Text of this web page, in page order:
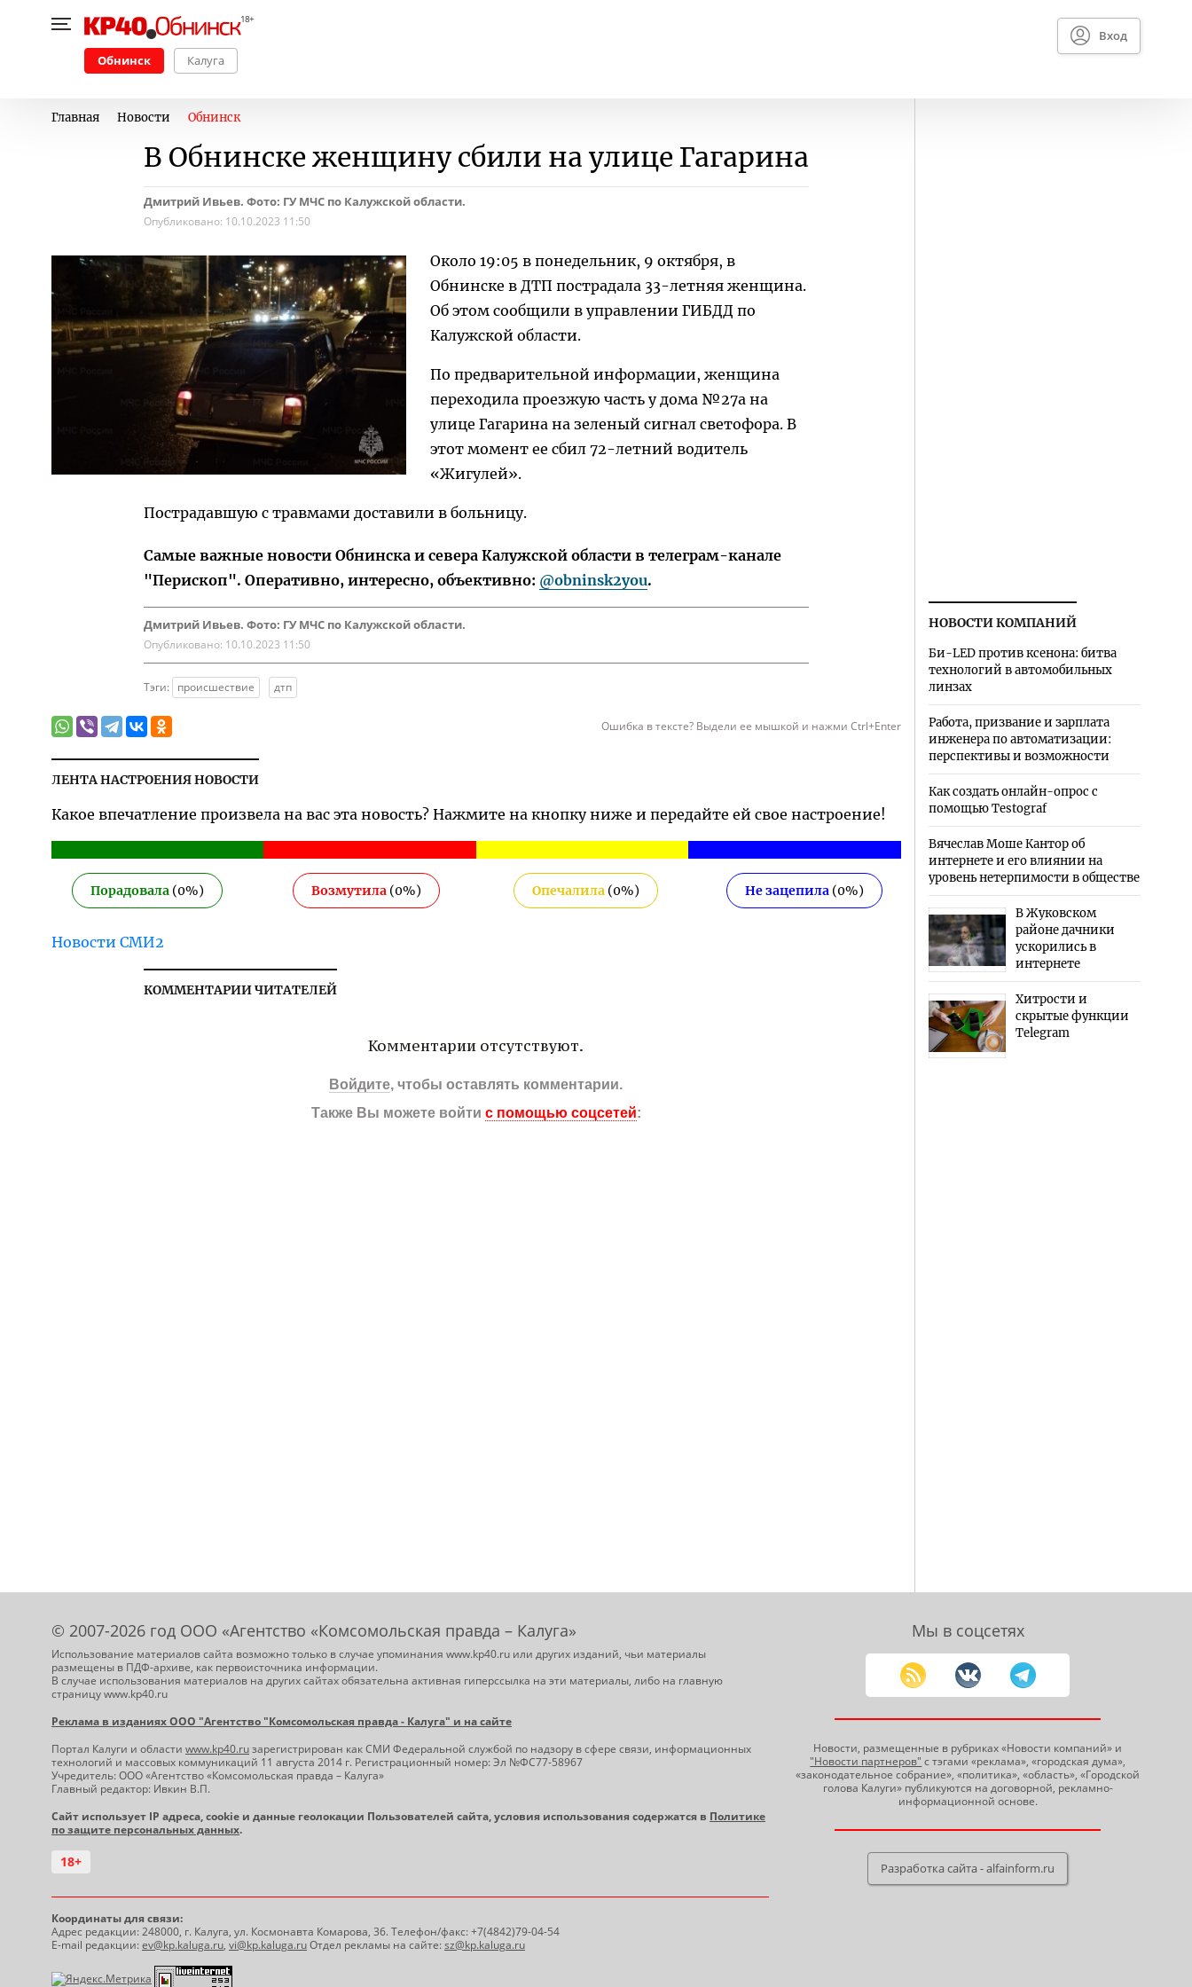
Обнинск Калуга
Вход
Главная Новости Обнинск
В Обнинске женщину сбили на улице Гагарина
Дмитрий Ивьев. Фото: ГУ МЧС по Калужской области.
Опубликовано: 10.10.2023 11:50
Около 19:05 в понедельник, 9 октября, в
Обнинске в ДТП пострадала 33-летняя женщина.
Об этом сообщили в управлении ГИБДД по
Калужской области.
По предварительной информации, женщина
переходила проезжую часть у дома №27а на
улице Гагарина на зеленый сигнал светофора. В
этот момент ее сбил 72-летний водитель
«Жигулей».
Пострадавшую с травмами доставили в больницу.
Самые важные новости Обнинска и севера Калужской области в телеграм-канале
"Перископ". Оперативно, интересно, объективно: @obninsk2you.
Дмитрий Ивьев. Фото: ГУ МЧС по Калужской области.
Опубликовано: 10.10.2023 11:50
Тэги: происшествие дтп
Ошибка в тексте? Выдели ее мышкой и нажми Ctrl+Enter
ЛЕНТА НАСТРОЕНИЯ НОВОСТИ
Какое впечатление произвела на вас эта новость? Нажмите на кнопку ниже и передайте ей свое настроение!
Порадовала (0%) Возмутила (0%) Опечалила(0%) Не зацепила (0%)
Новости СМИ2
КОММЕНТАРИИ ЧИТАТЕЛЕЙ
Комментарии отсутствуют.
Войдите, чтобы оставлять комментарии.
Также Вы можете войти с помощью соцсетей:
НОВОСТИ КОМПАНИЙ
Би-LED против ксенона: битва
технологий в автомобильных
линзах
Работа, призвание и зарплата
инженера по автоматизации:
перспективы и возможности
Как создать онлайн-опрос с
помощью Testograf
Вячеслав Моше Кантор об
интернете и его влиянии на
уровень нетерпимости в обществе
В Жуковском
районе дачники
ускорились в
интернете
Хитрости и
скрытые функции
Telegram
© 2007-2026 год ООО «Агентство «Комсомольская правда – Калуга»
Использование материалов сайта возможно только в случае упоминания www.kp40.ru или других изданий, чьи материалы
размещены в ПДФ-архиве, как первоисточника информации.
В случае использования материалов на других сайтах обязательна активная гиперссылка на эти материалы, либо на главную
страницу www.kp40.ru
Реклама в изданиях ООО "Агентство "Комсомольская правда - Калуга" и на сайте
Портал Калуги и области www.kp40.ruзарегистрирован как СМИ Федеральной службой по надзору в сфере связи, информационных
технологий и массовых коммуникаций 11 августа 2014 г. Регистрационный номер: Эл №ФС77-58967
Учредитель: ООО «Агентство «Комсомольская правда – Калуга»
Главный редактор: Ивкин В.П.
Сайт использует IP адреса, cookie и данные геолокации Пользователей сайта, условия использования содержатся в Политике
по защите персональных данных.
18+
Координаты для связи:
Адрес редакции: 248000, г. Калуга, ул. Космонавта Комарова, 36. Телефон/факс: +7(4842)79-04-54
E-mail редакции:ev@kp.kaluga.ru, vi@kp.kaluga.ruОтдел рекламы на сайте:sz@kp.kaluga.ru
Мы в соцсетях
Новости, размещенные в рубриках «Новости компаний» и
"Новости партнеров" с тэгами «реклама», «городская дума»,
«законодательное собрание», «политика», «область», «Городской
голова Калуги» публикуются на договорной, рекламно-
информационной основе.
Разработка сайта - alfainform.ru